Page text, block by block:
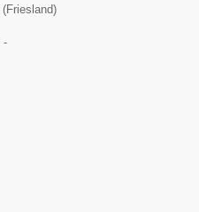
(Friesland)
-